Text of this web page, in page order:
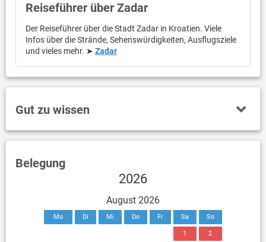
Reiseführer über Zadar
Der Reiseführer über die Stadt Zadar in Kroatien. Viele
Infos über die Strände, Sehenswürdigkeiten, Ausflugsziele
und vieles mehr. ➤ Zadar
Gut zu wissen
Belegung
2026
August 2026
Mo Di Mi Do Fr Sa So
1 2